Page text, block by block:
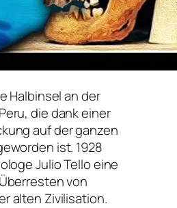
Halbinsel an der
die dank einer
auf der ganzen
ist. 1928
Julio Tello eine
von
alten Zivilisation.